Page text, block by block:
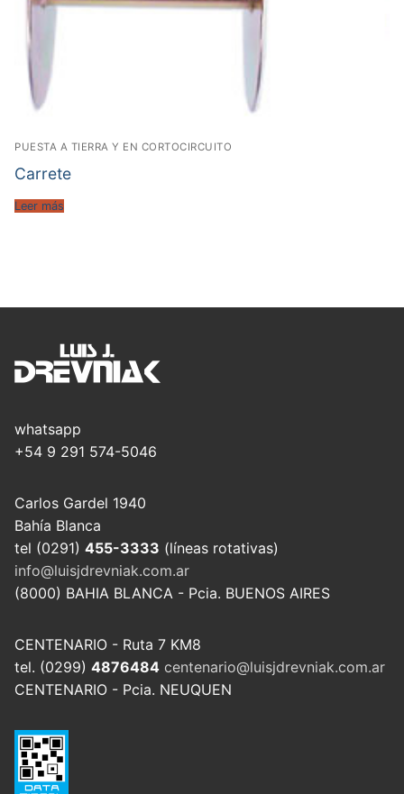
PUESTA A TIERRA Y EN CORTOCIRCUITO
Carrete
Leer más
whatsapp
+54 9 291 574-5046
Carlos Gardel 1940
Bahía Blanca
tel (0291) 455-3333 (líneas rotativas)
info@luisjdrevniak.com.ar
(8000) BAHIA BLANCA - Pcia. BUENOS AIRES
CENTENARIO - Ruta 7 KM8
tel. (0299) 4876484 centenario@luisjdrevniak.com.ar
CENTENARIO - Pcia. NEUQUEN